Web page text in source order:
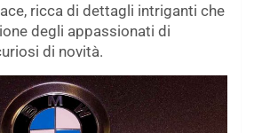
ricca di dettagli intriganti che
degli appassionati di
di novità.